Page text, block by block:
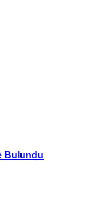
Bulundu